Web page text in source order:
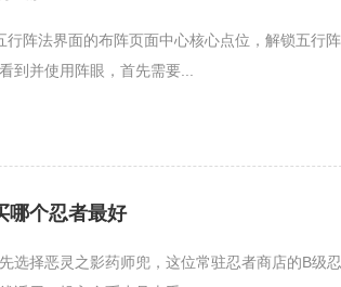
行阵法界面的布阵页面中心核心点位，解锁五行
到并使用阵眼，首先需要...
哪个忍者最好
选择恶灵之影药师兜，这位常驻忍者商店的B级